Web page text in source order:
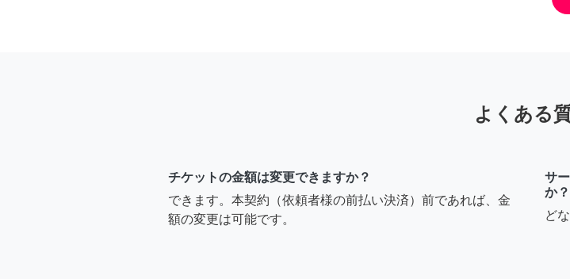
よくある
チケットの金額は変更できますか？
できます。本契約（依頼者様の前払い決済）前であれば、金
額の変更は可能です。
サ
か？
ど